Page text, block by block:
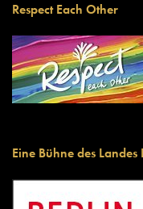
Respect Each Other
Eine Bühne des Landes